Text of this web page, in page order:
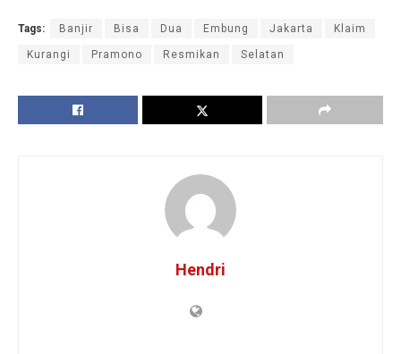
Tags: Banjir Bisa Dua Embung Jakarta Klaim
Kurangi Pramono Resmikan Selatan
Hendri